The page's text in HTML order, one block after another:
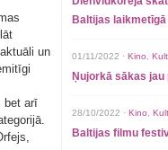
un
bet arī
Baltijas
01/11/2022 · Kino
Ņujorkā sākas
28/10/2022 · Kino
Baltijas filmu